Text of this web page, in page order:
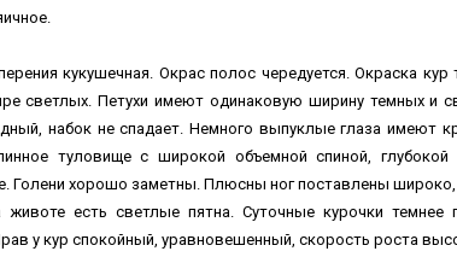
кукушечная. Окрас полос чередуется. Окраска кур
светлых. Петухи имеют одинаковую ширину темных и
набок не спадает. Немного выпуклые глаза имеют
туловище с широкой объемной спиной,
Голени хорошо заметны. Плюсны ног поставлены
есть светлые пятна. Суточные курочки темнее
у кур спокойный, уравновешенный, скорость роста